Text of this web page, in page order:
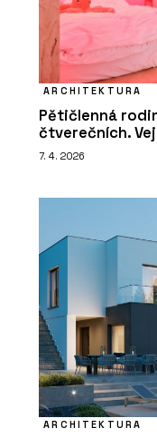
ARCHITEKTURA
Pětičlenná
čtverečních.
7. 4. 2026
ARCHITEKTURA